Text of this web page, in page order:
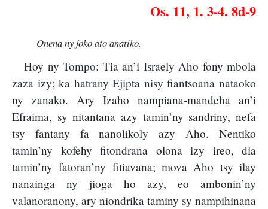
Os. 11, 1. 3-4. 8d-9
Onena ny foko ato anatiko.
Hoy ny Tompo: Tia an’i Israely Aho fony mbola
zaza izy; ka hatrany Ejipta nisy fiantsoana nataoko
ny zanako. Ary Izaho nampiana-mandeha an’i
Efraima, sy nitantana azy tamin’ny sandriny, nefa
tsy fantany fa nanolikoly azy Aho. Nentiko
tamin’ny kofehy fitondrana olona izy ireo, dia
tamin’ny fatoran’ny fitiavana; mova Aho tsy ilay
nanainga ny jioga ho azy, eo ambonin’ny
valanoranony, ary niondrika taminy sy nampihinana